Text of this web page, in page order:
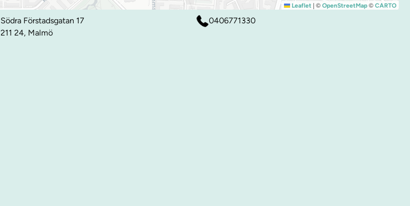
Leaflet | © OpenStreetMap © CARTO
Södra Förstadsgatan 17
211 24, Malmö
0406771330